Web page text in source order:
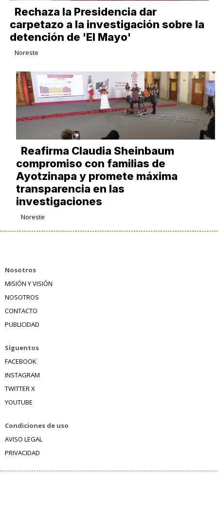
Rechaza la Presidencia dar
carpetazo a la investigación sobre la
detención de 'El Mayo'
Noreste
Reafirma Claudia Sheinbaum
compromiso con familias de
Ayotzinapa y promete máxima
transparencia en las
investigaciones
Noreste
Nosotros
MISIÓN Y VISIÓN
NOSOTROS
CONTACTO
PUBLICIDAD
Síguentos
FACEBOOK
INSTAGRAM
TWITTER X
YOUTUBE
Condiciones de uso
AVISO LEGAL
PRIVACIDAD